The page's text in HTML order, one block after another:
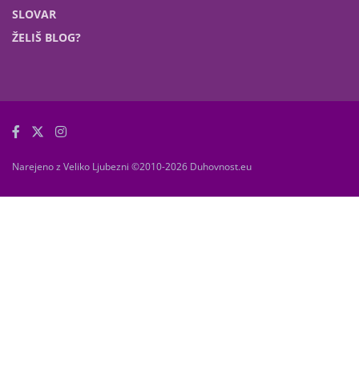
SLOVAR
ŽELIŠ BLOG?
Narejeno z Veliko Ljubezni ©2010-2026 Duhovnost.eu